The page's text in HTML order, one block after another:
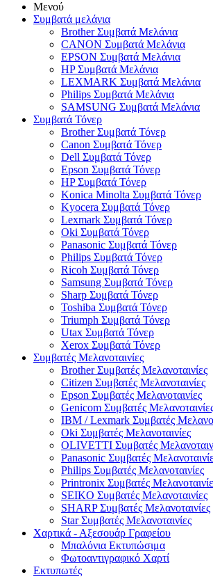
Μενού
Συμβατά μελάνια
Brother Συμβατά Μελάνια
CANON Συμβατά Μελάνια
EPSON Συμβατά Μελάνια
HP Συμβατά Μελάνια
LEXMARK Συμβατά Μελάνια
Philips Συμβατά Μελάνια
SAMSUNG Συμβατά Μελάνια
Συμβατά Τόνερ
Brother Συμβατά Τόνερ
Canon Συμβατά Τόνερ
Dell Συμβατά Τόνερ
Epson Συμβατά Τόνερ
HP Συμβατά Τόνερ
Konica Minolta Συμβατά Τόνερ
Kyocera Συμβατά Τόνερ
Lexmark Συμβατά Τόνερ
Oki Συμβατά Τόνερ
Panasonic Συμβατά Τόνερ
Philips Συμβατά Τόνερ
Ricoh Συμβατά Τόνερ
Samsung Συμβατά Τόνερ
Sharp Συμβατά Τόνερ
Toshiba Συμβατά Τόνερ
Triumph Συμβατά Τόνερ
Utax Συμβατά Τόνερ
Xerox Συμβατά Τόνερ
Συμβατές Μελανοταινίες
Brother Συμβατές Μελανοταινίες
Citizen Συμβατές Μελανοταινίες
Epson Συμβατές Μελανοταινίες
Genicom Συμβατές
IBM / Lexmark Συμβατές
Oki Συμβατές Μελανοταινίες
OLIVETTI Συμβατές
Panasonic Συμβατές
Philips Συμβατές Μελανοταινίες
Printronix Συμβατές
SEIKO Συμβατές Μελανοταινίες
SHARP Συμβατές Μελανοταινίες
Star Συμβατές Μελανοταινίες
Χαρτικά - Αξεσουάρ Γραφείου
Μπαλόνια Εκτυπώσιμα
Φωτοαντιγραφικό Χαρτί
Εκτυπωτές